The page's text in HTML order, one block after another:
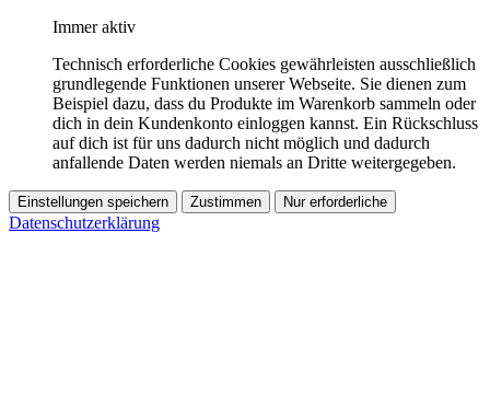
Immer aktiv
Technisch erforderliche Cookies gewährleisten ausschließlich
grundlegende Funktionen unserer Webseite. Sie dienen zum
Beispiel dazu, dass du Produkte im Warenkorb sammeln oder
dich in dein Kundenkonto einloggen kannst. Ein Rückschluss
auf dich ist für uns dadurch nicht möglich und dadurch
anfallende Daten werden niemals an Dritte weitergegeben.
Einstellungen speichern Zustimmen Nur erforderliche
Datenschutzerklärung